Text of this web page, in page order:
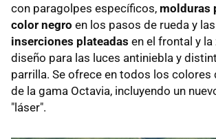
con paragolpes específicos, molduras
color negro en los pasos de rueda y
inserciones plateadas en el frontal y la
diseño para las luces antiniebla y
parrilla. Se ofrece en todos los colores
de la gama Octavia, incluyendo un
"láser".